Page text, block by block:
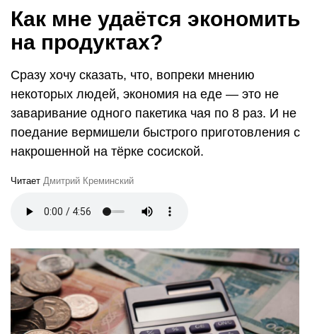
Как мне удаётся экономить
на продуктах?
Сразу хочу сказать, что, вопреки мнению
некоторых людей, экономия на еде — это не
заваривание одного пакетика чая по 8 раз. И не
поедание вермишели быстрого приготовления с
накрошенной на тёрке сосиской.
Читает Дмитрий Креминский